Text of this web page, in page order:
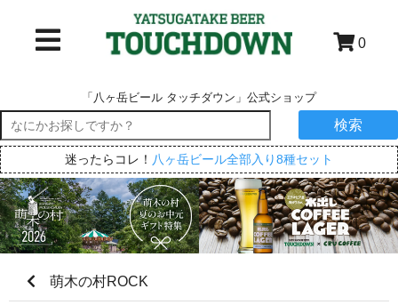
0
「八ヶ岳ビール タッチダウン」公式ショップ
検索
迷ったらコレ！ 八ヶ岳ビール全部入り8種セット
萌木の村ROCK